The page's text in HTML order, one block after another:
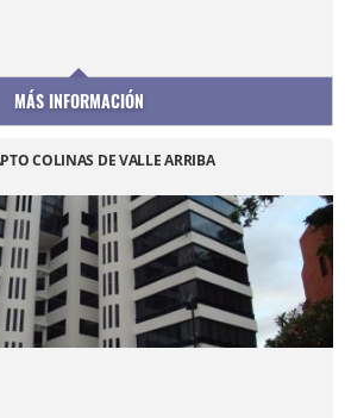
MÁS INFORMACIÓN
COLINAS DE VALLE ARRIBA